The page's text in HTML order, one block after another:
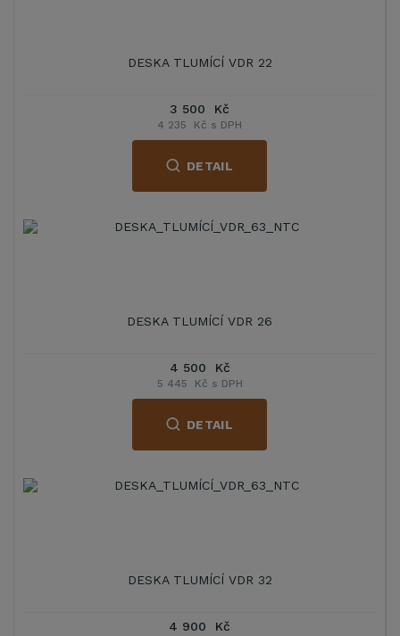
DESKA TLUMÍCÍ VDR 22
3 500 Kč
4 235 Kč s DPH
DETAIL
DESKA TLUMÍCÍ VDR 26
4 500 Kč
5 445 Kč s DPH
DETAIL
DESKA TLUMÍCÍ VDR 32
4 900 Kč